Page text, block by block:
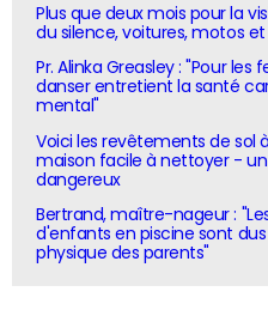
Plus que deux mois pour la
du silence, voitures, motos
Pr. Alinka Greasley : "Pour
danser entretient la santé
mental"
Voici les revêtements de sol
maison facile à nettoyer -
dangereux
Bertrand, maître-nageur :
d'enfants en piscine sont
physique des parents"